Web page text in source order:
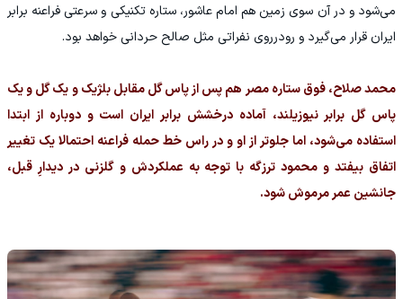
می‌شود و در آن سوی زمین هم امام عاشور، ستاره تکنیکی و سرعتی فراعنه برابر
ایران قرار می‌گیرد و رودرروی نفراتی مثل صالح حردانی خواهد بود.
محمد صلاح، فوق ستاره مصر هم پس از پاس گل مقابل بلژیک و یک گل و یک
پاس گل برابر نیوزیلند، آماده درخشش برابر ایران است و دوباره از ابتدا
استفاده می‌شود، اما جلوتر از او و در راس خط حمله فراعنه احتمالا یک تغییر
اتفاق بیفتد و محمود ترزگه با توجه به عملکردش و گلزنی در دیدارِ قبل،
جانشین عمر مرموش شود.